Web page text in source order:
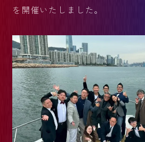
を開催いたしました。